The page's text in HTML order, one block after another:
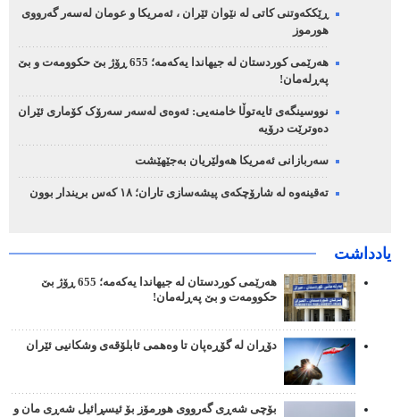
ڕێککەوتنی کاتی لە نێوان ئێران ، ئەمریکا و عومان لەسەر گەرووی
هورموز
هەرێمی کوردستان لە جیهاندا یەکەمە؛ 655 ڕۆژ بێ حکوومەت و بێ
پەڕلەمان!
نووسینگەی ئایەتوڵا خامنەیی: ئەوەی لەسەر سەرۆک کۆماری ئێران
دەوترێت درۆیە
سەربازانی ئەمریکا هەولێریان بەجێهێشت
تەقینەوە لە شارۆچکەی پیشەسازی تاران؛ ١٨ کەس بریندار بوون
یادداشت
هەرێمی کوردستان لە جیهاندا یەکەمە؛ 655 ڕۆژ بێ
حکوومەت و بێ پەڕلەمان!
دۆڕان لە گۆڕەپان تا وەهمی ئابلۆقەی وشکانیی ئێران
بۆچی شەڕی گەرووی هورمۆز بۆ ئیسڕائیل شەڕی مان و